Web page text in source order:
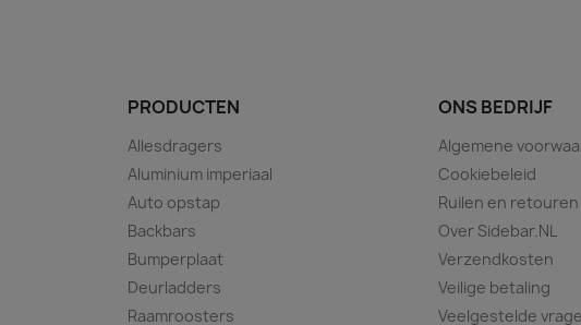
PRODUCTEN
Allesdragers
Aluminium imperiaal
Auto opstap
Backbars
Bumperplaat
Deurladders
Raamroosters
ONS BEDRIJF
Algemene
Cookiebeleid
Ruilen en retouren
Over Sidebar.NL
Verzendkosten
Veilige betaling
Veelgestelde